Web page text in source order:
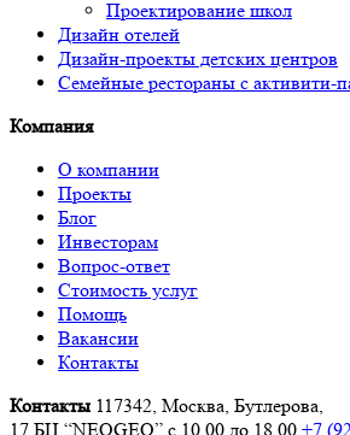
Проектирование школ
Дизайн отелей
Дизайн-проекты детских центров
Семейные рестораны с активити-
Компания
О компании
Проекты
Блог
Инвесторам
Вопрос-ответ
Стоимость услуг
Помощь
Вакансии
Контакты
Контакты 117342, Москва, Бутлерова,
17 БЦ “NEOGEO” с 10.00 до 18.00 +7